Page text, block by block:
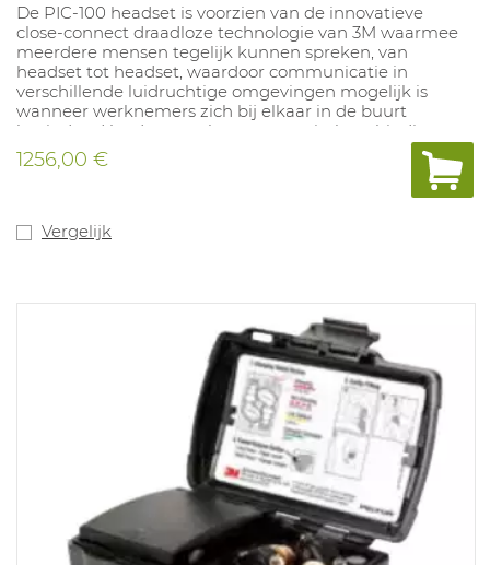
De PIC-100 headset is voorzien van de innovatieve
close-connect draadloze technologie van 3M waarmee
meerdere mensen tegelijk kunnen spreken, van
headset tot headset, waardoor communicatie in
verschillende luidruchtige omgevingen mogelijk is
wanneer werknemers zich bij elkaar in de buurt
bevinden. Headsets maken automatisch verbinding
met elkaar wanneer ze binnen bereik komen zonder
dat ze hoeven te worden gekoppeld. Spraakgestuurde
transmissie (VOX - Voice Operated Transmission) stelt
handsfree, zonder een druk op de knop. Het systeem
Bluetooth® voor verbinding met slimme apparaten en
portofoons is inbegrepen.
1256,00 €
Vergelijk